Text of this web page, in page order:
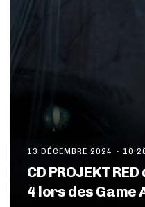
13 DÉCEMBRE 2024 -
CD PROJEKT
4 lors des Game